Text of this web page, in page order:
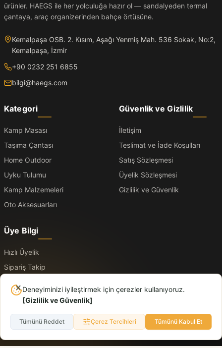
Deneyiminizi iyileştirmek için çerezler kullanıyoruz.
[Gizlilik ve Güvenlik]
Tümünü Reddet Çerez Tercihleri Tümünü Kabul Et
ürünler. HAEGS ile her yolculuğa hazır ol — sandalyeden termal
çantaya, araç organizerinden bahçe örtüsüne.
Kemalpaşa OSB. 2. Kısım, Aşağı Yenmiş Mah. 536 Sokak, No:2,
Kemalpaşa, İzmir
+90 0232 251 6855
bilgi@haegs.com
Kategori
Kamp Masası
Taşıma Çantası
Home Outdoor
Uyku Tulumu
Kamp Malzemeleri
Oto Aksesuarları
Güvenlik ve Gizlilik
İletişim
Teslimat ve İade Koşulları
Satış Sözleşmesi
Üyelik Sözleşmesi
Gizlilik ve Güvenlik
Üye Bilgi
Hızlı Üyelik
Sipariş Takip
Üye Giriş